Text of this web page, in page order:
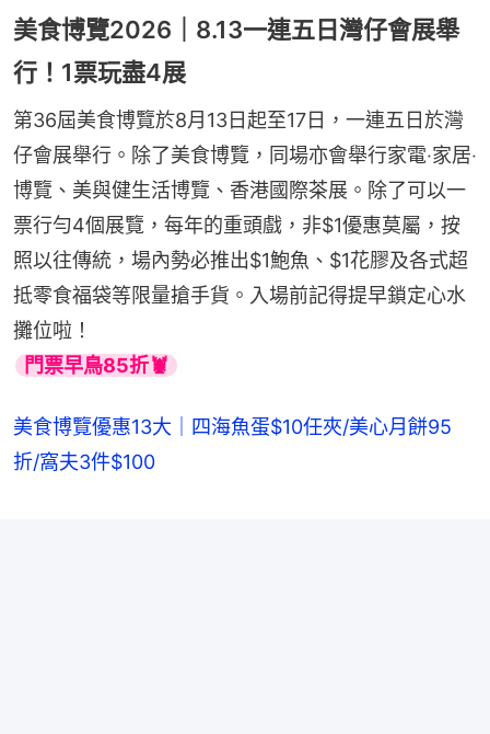
美食博覽2026｜8.13一連五日灣仔會展舉
行！1票玩盡4展
第36屆美食博覽於8月13日起至17日，一連五日於灣
仔會展舉行。除了美食博覽，同場亦會舉行家電‧家居‧
博覽、美與健生活博覽、香港國際茶展。除了可以一
票行勻4個展覽，每年的重頭戲，非$1優惠莫屬，按
照以往傳統，場內勢必推出$1鮑魚、$1花膠及各式超
抵零食福袋等限量搶手貨。入場前記得提早鎖定心水
攤位啦！
門票早鳥85折🦞
美食博覽優惠13大｜四海魚蛋$10任夾/美心月餅95
折/窩夫3件$100